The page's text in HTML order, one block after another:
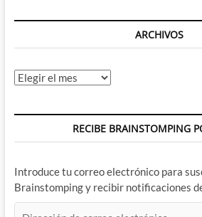
ARCHIVOS
Archivos
RECIBE BRAINSTOMPING
Introduce tu correo electrónico para
Brainstomping y recibir notificaciones